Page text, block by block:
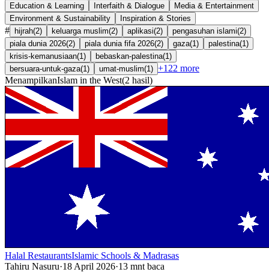
Education & Learning
Interfaith & Dialogue
Media & Entertainment
Environment & Sustainability
Inspiration & Stories
# hijrah(2) keluarga muslim(2) aplikasi(2) pengasuhan islami(2)
piala dunia 2026(2) piala dunia fifa 2026(2) gaza(1 ) palestina(1 )
krisis-kemanusiaan(1 ) bebaskan-palestina(1 )
bersuara-untuk-gaza(1 ) umat-muslim(1 ) +122 more
MenampilkanIslam in the West(2 hasil)
Halal RestaurantsIslamic Schools & Madrasas
Tahiru Nasuru·18 April 2026·13 mnt baca